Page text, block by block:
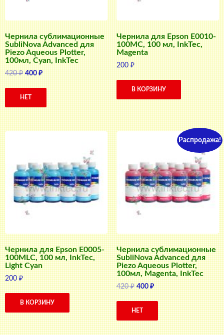
Чернила сублимационные
SubliNova Advanced для
Piezo Aqueous Plotter,
100мл, Cyan, InkTec
420₽ Первоначальная
цена
составляла
400₽Текущая
цена:
400 ₽.
НЕТ
Чернила для Epson E0010-
100MC, 100 мл, InkTec,
Magenta
200₽
В КОРЗИНУ
Чернила для Epson E0005-
100MLC, 100 мл, InkTec,
Light Cyan
200₽
В КОРЗИНУ
Распродажа!
Чернила сублимационные
SubliNova Advanced для
Piezo Aqueous Plotter,
100мл, Magenta, InkTec
420₽ Первоначальная
цена
составляла
400₽Текущая
цена:
400 ₽.
НЕТ